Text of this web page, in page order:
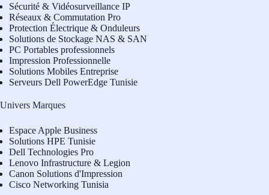
Sécurité & Vidéosurveillance IP
Réseaux & Commutation Pro
Protection Électrique & Onduleurs
Solutions de Stockage NAS & SAN
PC Portables professionnels
Impression Professionnelle
Solutions Mobiles Entreprise
Serveurs Dell PowerEdge Tunisie
Univers Marques
Espace Apple Business
Solutions HPE Tunisie
Dell Technologies Pro
Lenovo Infrastructure & Legion
Canon Solutions d'Impression
Cisco Networking Tunisia